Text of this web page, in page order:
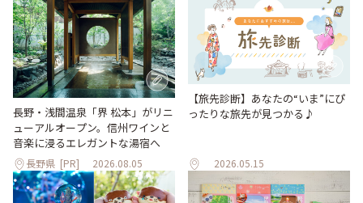
長野・浅間温泉「界 松本」がリニ
ューアルオープン。信州ワインと
音楽に浸るエレガントな湯宿へ
長野県 [PR] 2026.08.05
【旅先診断】あなたの“いま”にぴ
ったりな旅先が見つかる♪
2026.05.15